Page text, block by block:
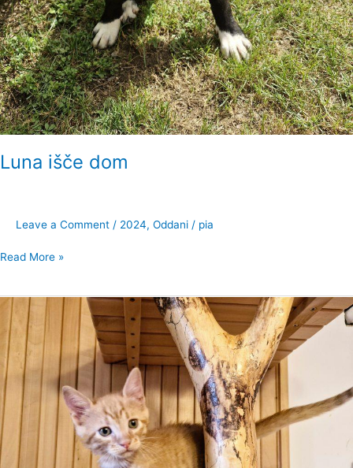
Luna išče dom
Leave a Comment / 2024, Oddani / pia
Read More »
Medvedek
Rudolf